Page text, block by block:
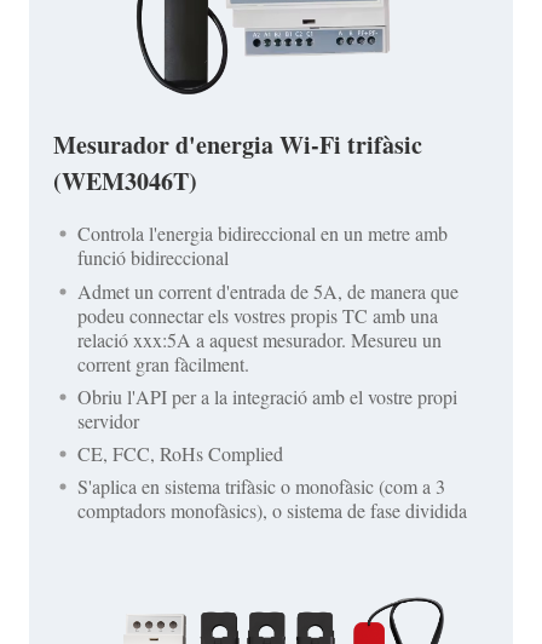
Mesurador d'energia Wi-Fi trifàsic
(WEM3046T)
Controla l'energia bidireccional en un metre amb
funció bidireccional
Admet un corrent d'entrada de 5A, de manera que
podeu connectar els vostres propis TC amb una
relació xxx:5A a aquest mesurador. Mesureu un
corrent gran fàcilment.
Obriu l'API per a la integració amb el vostre propi
servidor
CE, FCC, RoHs Complied
S'aplica en sistema trifàsic o monofàsic (com a 3
comptadors monofàsics), o sistema de fase dividida